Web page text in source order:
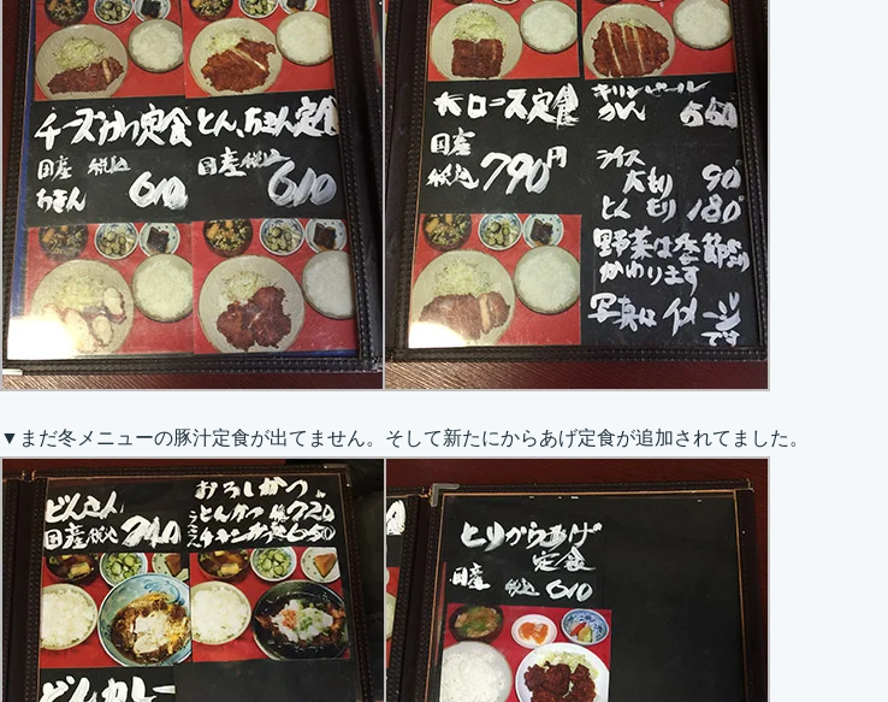
▼まだ冬メニューの豚汁定食が出てません。そして新たにからあげ定食が追加されてました。